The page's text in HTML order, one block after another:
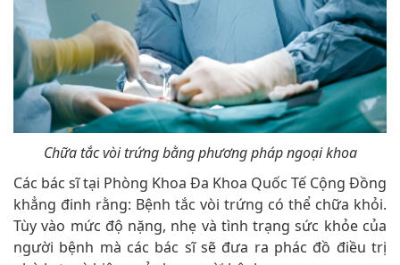
Chữa tắc vòi trứng bằng phương pháp ngoại khoa
Các bác sĩ tại Phòng Khoa Đa Khoa Quốc Tế Cộng Đồng
khẳng đinh rằng: Bệnh tắc vòi trứng có thể chữa khỏi.
Tùy vào mức độ nặng, nhẹ và tình trạng sức khỏe của
người bệnh mà các bác sĩ sẽ đưa ra phác đồ điều trị